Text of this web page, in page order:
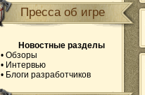
Пресса об игре
Новостные разделы
• Обзоры
• Интервью
• Блоги разработчиков